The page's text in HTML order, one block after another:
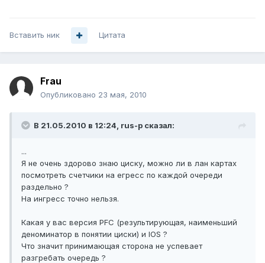
Вставить ник Цитата
Frau
Опубликовано 23 мая, 2010
В 21.05.2010 в 12:24, rus-p сказал:
...
Я не очень здорово знаю циску, можно ли в лан картах
посмотреть счетчики на егресс по каждой очереди
раздельно ?
На ингресс точно нельзя.
Какая у вас версия PFC (результирующая, наименьший
деноминатор в понятии циски) и IOS ?
Что значит принимающая сторона не успевает
разгребать очередь ?